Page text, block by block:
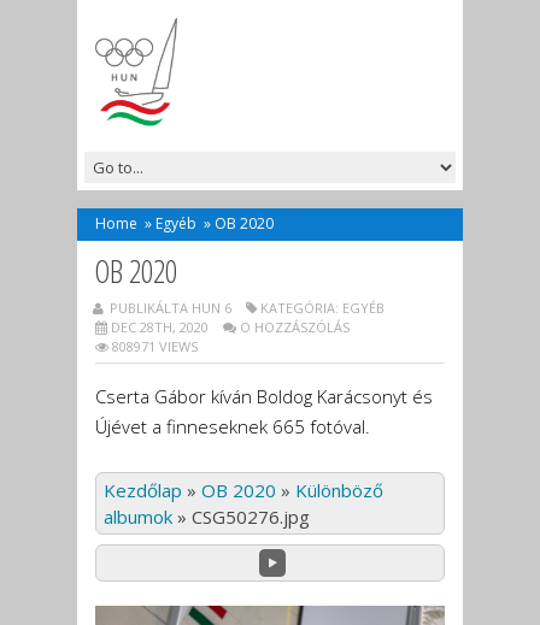
Home » Egyéb » OB 2020
OB 2020
PUBLIKÁLTA HUN 6 KATEGÓRIA: EGYÉB
DEC 28TH, 2020
O HOZZÁSZÓLÁS
808971 VIEWS
Cserta Gábor kíván Boldog Karácsonyt és
Újévet a finneseknek 665 fotóval.
Kezdőlap » OB 2020 » Különböző
albumok » CSG50276.jpg